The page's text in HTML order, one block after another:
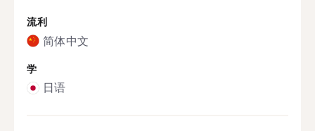
流利
简体中文
学
日语